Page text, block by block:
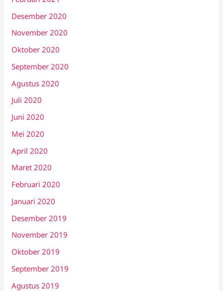
Desember 2020
November 2020
Oktober 2020
September 2020
Agustus 2020
Juli 2020
Juni 2020
Mei 2020
April 2020
Maret 2020
Februari 2020
Januari 2020
Desember 2019
November 2019
Oktober 2019
September 2019
Agustus 2019